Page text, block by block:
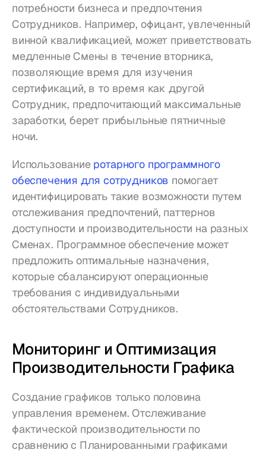
потребности бизнеса и предпочтения
Сотрудников. Например, офицант, увлеченный
винной квалификацией, может приветствовать
медленные Смены в течение вторника,
позволяющие время для изучения
сертификаций, в то время как другой
Сотрудник, предпочитающий максимальные
заработки, берет прибыльные пятничные
ночи.
Использование ротарного программного
обеспечения для сотрудников помогает
идентифицировать такие возможности путем
отслеживания предпочтений, паттернов
доступности и производительности на разных
Сменах. Программное обеспечение может
предложить оптимальные назначения,
которые сбалансируют операционные
требования с индивидуальными
обстоятельствами Сотрудников.
Мониторинг и Оптимизация
Производительности Графика
Создание графиков только половина
управления временем. Отслеживание
фактической производительности по
сравнению с Планированными графиками